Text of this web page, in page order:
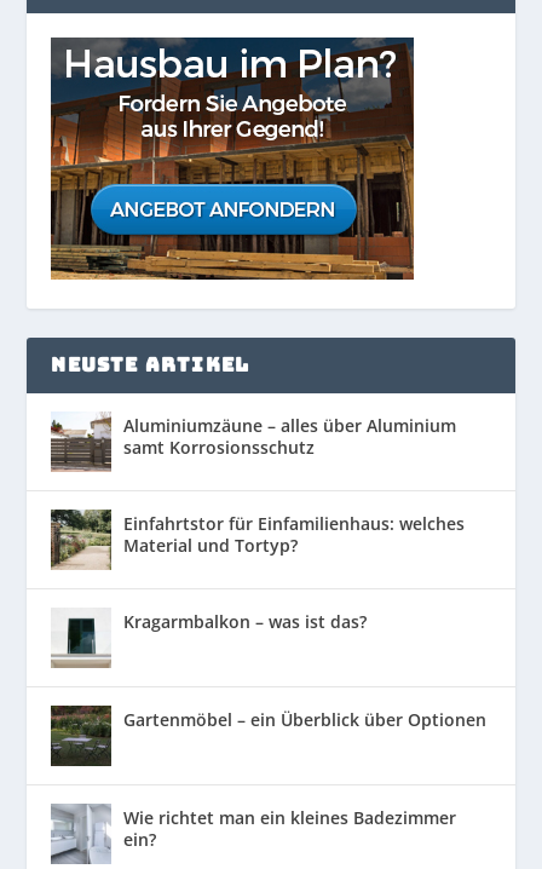
NEUSTE ARTIKEL
Aluminiumzäune – alles über Aluminium
samt Korrosionsschutz
Einfahrtstor für Einfamilienhaus: welches
Material und Tortyp?
Kragarmbalkon – was ist das?
Gartenmöbel – ein Überblick über Optionen
Wie richtet man ein kleines Badezimmer
ein?